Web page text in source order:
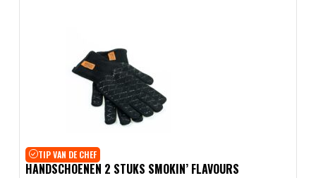
TIP VAN DE CHEF
HANDSCHOENEN 2 STUKS SMOKIN’ FLAVOURS